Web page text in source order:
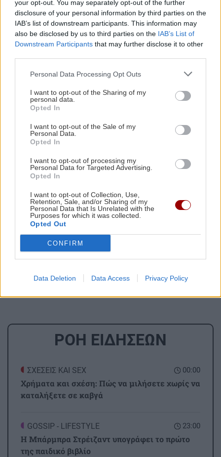
your opt-out. You may separately opt-out of the further
disclosure of your personal information by third parties on the
IAB’s list of downstream participants. This information may
also be disclosed by us to third parties on the IAB’s List of
Downstream Participants that may further disclose it to other
Personal Data Processing Opt Outs
I want to opt-out of the Sharing of my
personal data.
Opted In
I want to opt-out of the Sale of my
Personal Data.
Opted In
I want to opt-out of processing my
Personal Data for Targeted Advertising.
Opted In
I want to opt-out of Collection, Use,
Retention, Sale, and/or Sharing of my
Personal Data that Is Unrelated with the
Purposes for which it was collected.
Opted Out
CONFIRM
Data Deletion Data Access Privacy Policy
ειδικοί εκτιμούν ότι, εφόσον η τεχνική τελειοποιηθεί, οι
παρενέργειες πιθανότατα θα είναι ελάχιστες, καθώς
στοχεύονται συγκεκριμένα γονίδια με πολύ ακριβή
τρόπο.
της, η γονιδιακή επεξεργασία θα μπορούσε να εξελιχθεί
αντιμετωπίζεται η υψηλή χοληστερόλη.
Δολοφονία Δασκαλάκη: Προφυλακίστηκαν οι δύο,
Συμφωνία για το τέλος του πολέμου ΗΠΑ-Ιράν -
Υπογράφεται στις 19 Ιουνίου
Ηράκλειο - μεταναστευτικό: Παρέμβαση τουριστικών και
επαγγελματικών φορέων στον ΟΛΗ ΑΕ για την "έξωση"
Ακολουθήστε το ekriti.gr στοGoogle Newsκαι
μάθετε πρώτοι όλες τις ειδήσεις για την Κρήτη
Χοληστερινη Χοληστερόλη
ΡΟΗ ΕΙΔΗΣΕΩΝ
00:00
ΣΧΕΣΕΙΣ ΚΑΙ SEX
Χρήματα και σχέση: Πώς να μιλήσετε χωρίς να
καταλήξετε σε καβγά
23:00
GOSSIP - LIFESTYLE
Η Μπάρμπρα Στρέιζαντ υπογράφει το πρώτο
της παιδικό βιβλίο